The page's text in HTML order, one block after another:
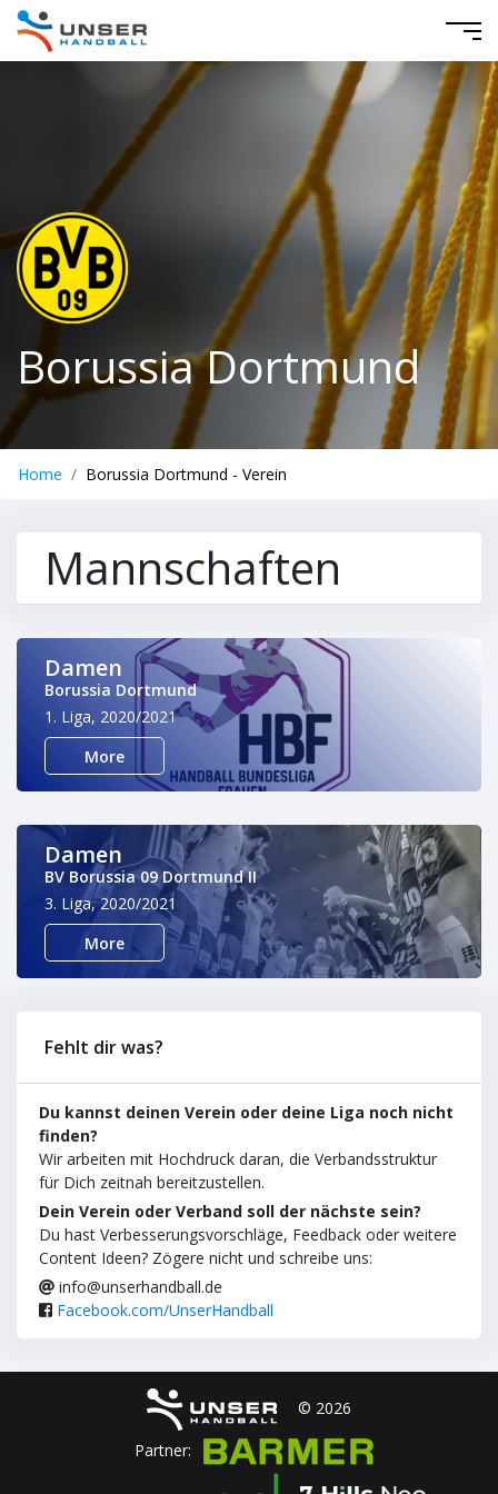
Borussia Dortmund
Home Borussia Dortmund - Verein
Mannschaften
Damen
Borussia Dortmund
1. Liga, 2020/2021
More
Damen
BV Borussia 09 Dortmund II
3. Liga, 2020/2021
More
Fehlt dir was?
Du kannst deinen Verein oder deine Liga noch nicht
finden?
Wir arbeiten mit Hochdruck daran, die Verbandsstruktur
für Dich zeitnah bereitzustellen.
Dein Verein oder Verband soll der nächste sein?
Du hast Verbesserungsvorschläge, Feedback oder weitere
Content Ideen? Zögere nicht und schreibe uns:
info@unserhandball.de
Facebook.com/UnserHandball
© 2026
Partner: